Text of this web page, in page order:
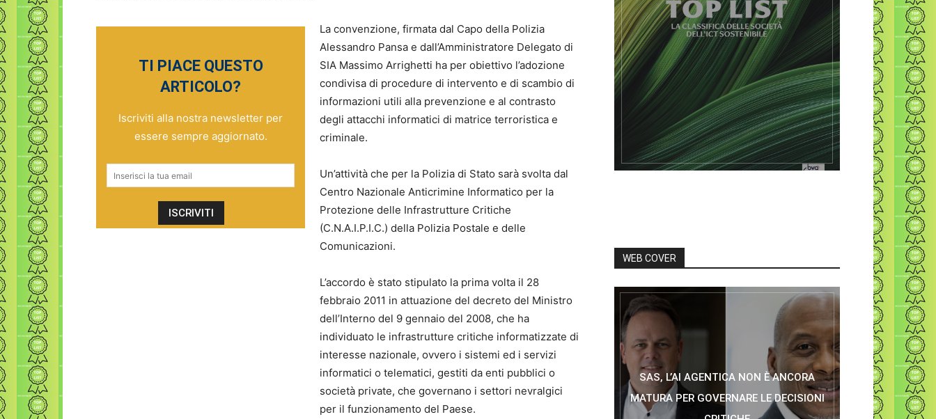
TI PIACE QUESTO
ARTICOLO?
Iscriviti alla nostra newsletter per
essere sempre aggiornato.
La convenzione, firmata dal Capo della Polizia
Alessandro Pansa e dall’Amministratore Delegato di
SIA Massimo Arrighetti ha per obiettivo l’adozione
condivisa di procedure di intervento e di scambio di
informazioni utili alla prevenzione e al contrasto
degli attacchi informatici di matrice terroristica e
criminale.
Un’attività che per la Polizia di Stato sarà svolta dal
Centro Nazionale Anticrimine Informatico per la
Protezione delle Infrastrutture Critiche
(C.N.A.I.P.I.C.) della Polizia Postale e delle
Comunicazioni.
L’accordo è stato stipulato la prima volta il 28
febbraio 2011 in attuazione del decreto del Ministro
dell’Interno del 9 gennaio del 2008, che ha
individuato le infrastrutture critiche informatizzate di
interesse nazionale, ovvero i sistemi ed i servizi
informatici o telematici, gestiti da enti pubblici o
società private, che governano i settori nevralgici
per il funzionamento del Paese.
WEB COVER
SAS, L’AI AGENTICA NON È ANCORA
MATURA PER GOVERNARE LE DECISIONI